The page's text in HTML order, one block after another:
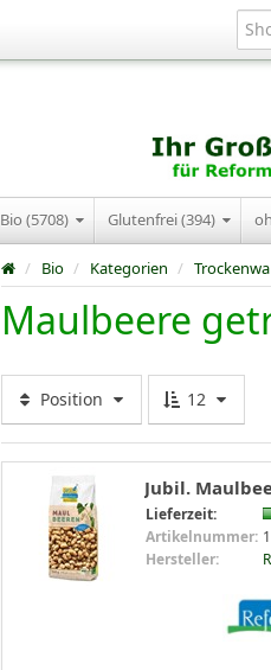
Bio (5708) Glutenfrei (394)
/ Bio / Kategorien /
Maulbeere
Position 12
Jubil.
Lieferzeit:
Artikelnummer:
Hersteller: